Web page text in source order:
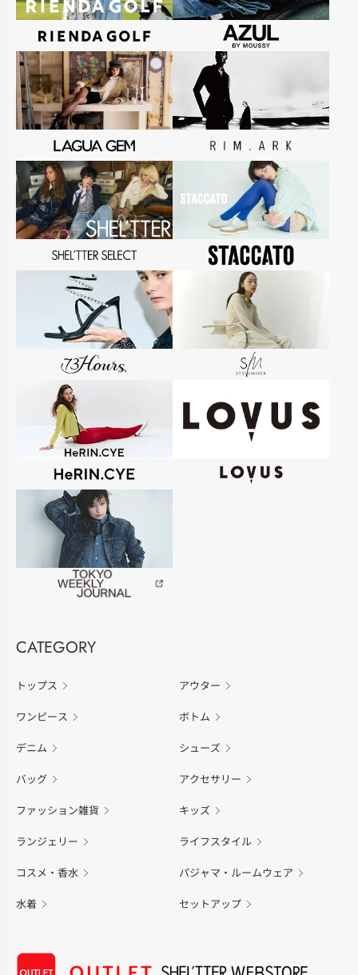
CATEGORY
トップス アウター
ワンピース ボトム
デニム シューズ
バッグ アクセサリー
ファッション雑貨 キッズ
ランジェリー ライフスタイル
コスメ・香水 パジャマ・ルームウェア
水着 セットアップ